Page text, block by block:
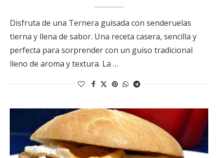
Disfruta de una Ternera guisada con senderuelas
tierna y llena de sabor. Una receta casera, sencilla y
perfecta para sorprender con un guiso tradicional
lleno de aroma y textura. La …